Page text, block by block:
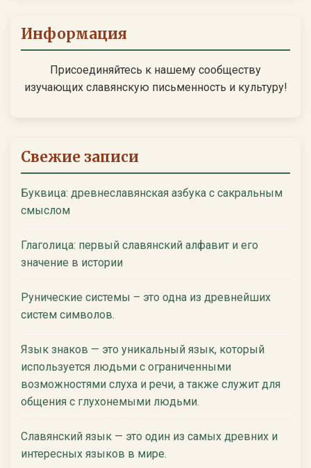
Информация
Присоединяйтесь к нашему сообществу
изучающих славянскую письменность и культуру!
Свежие записи
Буквица: древнеславянская азбука с сакральным
смыслом
Глаголица: первый славянский алфавит и его
значение в истории
Рунические системы – это одна из древнейших
систем символов.
Язык знаков — это уникальный язык, который
используется людьми с ограниченными
возможностями слуха и речи, а также служит для
общения с глухонемыми людьми.
Славянский язык — это один из самых древних и
интересных языков в мире.